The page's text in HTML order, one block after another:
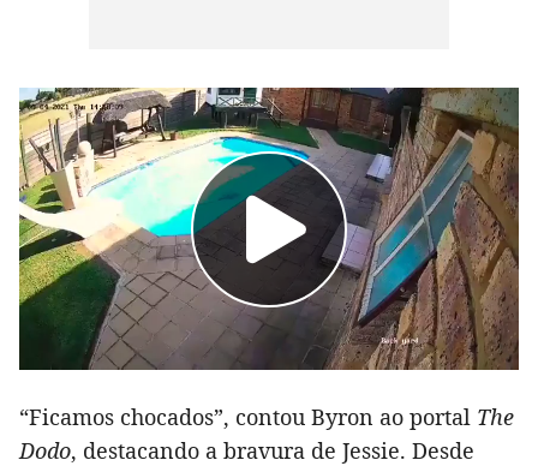
“Ficamos chocados”, contou Byron ao portal The
Dodo, destacando a bravura de Jessie. Desde